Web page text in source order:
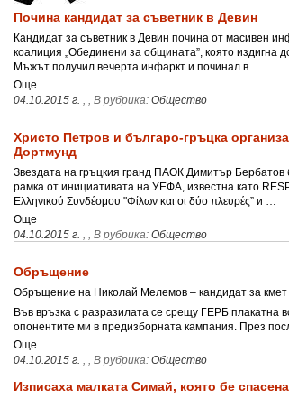
Почина кандидат за съветник в Девин
Кандидат за съветник в Девин почина от масивен
коалиция „Обединени за общината”, която издигна
Мъжът получил вечерта инфаркт и починал в…
04.10.2015 г. , , В рубрика: Общество
Още
Христо Петров и българо-гръцка
Дортмунд
Звездата на гръцкия гранд ПАОК Димитър
рамка от инициативата на УЕФА, известна като
Еλληνικού Συνδέσμου "Φίλων και οι δύο πλευρές” и …
04.10.2015 г. , , В рубрика: Общество
Още
Обръщение
Обръщение на Николай Мелемов – кандидат за
Във връзка с разразилата се срещу ГЕРБ
опонентите ми в предизборната кампания. През
04.10.2015 г. , , В рубрика: Общество
Още
Изписаха малката Симай, която бе